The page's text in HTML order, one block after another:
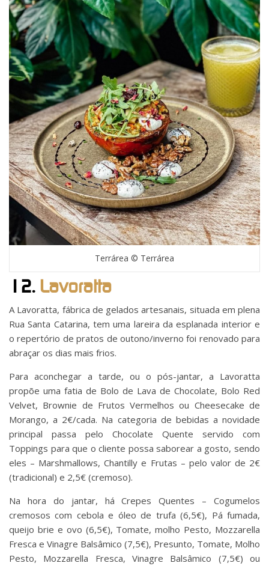
Terrárea © Terrárea
12. Lavoratta
A Lavoratta, fábrica de gelados artesanais, situada em plena
Rua Santa Catarina, tem uma lareira da esplanada interior e
o repertório de pratos de outono/inverno foi renovado para
abraçar os dias mais frios.
Para aconchegar a tarde, ou o pós-jantar, a Lavoratta
propõe uma fatia de Bolo de Lava de Chocolate, Bolo Red
Velvet, Brownie de Frutos Vermelhos ou Cheesecake de
Morango, a 2€/cada. Na categoria de bebidas a novidade
principal passa pelo Chocolate Quente servido com
Toppings para que o cliente possa saborear a gosto, sendo
eles – Marshmallows, Chantilly e Frutas – pelo valor de 2€
(tradicional) e 2,5€ (cremoso).
Na hora do jantar, há Crepes Quentes – Cogumelos
cremosos com cebola e óleo de trufa (6,5€), Pá fumada,
queijo brie e ovo (6,5€), Tomate, molho Pesto, Mozzarella
Fresca e Vinagre Balsâmico (7,5€), Presunto, Tomate, Molho
Pesto, Mozzarella Fresca, Vinagre Balsâmico (7,5€) ou